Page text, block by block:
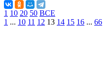
1 10 20 50 ВСЕ
1 ... 10 11 12 13 14 15 16 ... 66